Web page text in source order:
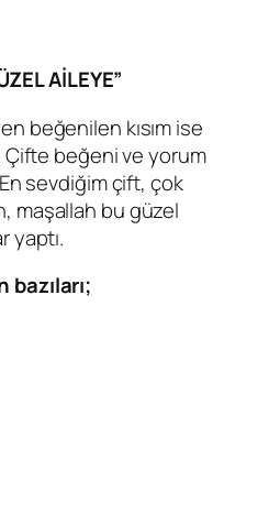
AİLEYE”
beğenilen kısım ise
beğeni ve yorum
sevdiğim çift, çok
maşallah bu güzel
yaptı.